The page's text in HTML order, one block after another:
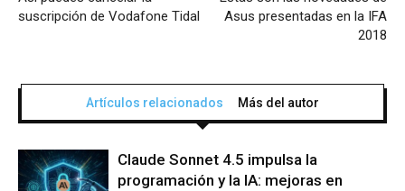
suscripción de Vodafone Tidal
Asus presentadas en la IFA
2018
Artículos relacionados Más del autor
Claude Sonnet 4.5 impulsa la
programación y la IA: mejoras en